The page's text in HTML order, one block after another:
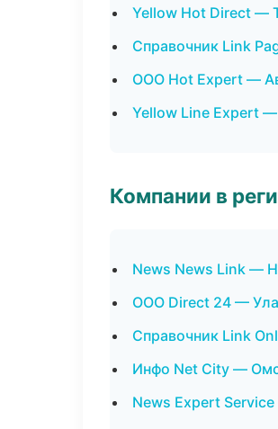
Yellow Hot Direct —
Справочник Link
ООО Hot Expert —
Yellow Line Expert
Компании в
News News Link —
ООО Direct 24 —
Справочник Link
Инфо Net City —
News Expert